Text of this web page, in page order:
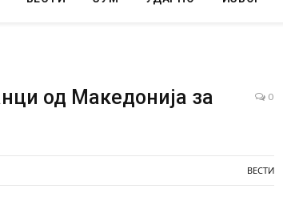
од Македонија за
0
ВЕСТИ
12 години затвор
И Данска се